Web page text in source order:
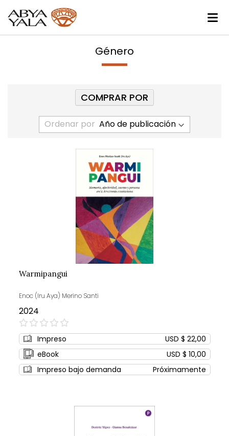
Género
Ordenar por
Warmipangui
Enoc (Iru Aya) Merino Santi
2024
0%
Impreso
USD $ 22,00
eBook
USD $ 10,00
Impreso bajo demanda
Próximamente
COMPRAR POR